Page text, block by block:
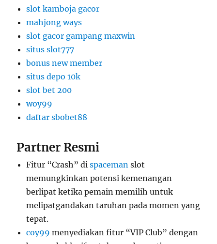
slot kamboja gacor
mahjong ways
slot gacor gampang maxwin
situs slot777
bonus new member
situs depo 10k
slot bet 200
woy99
daftar sbobet88
Partner Resmi
Fitur “Crash” dispaceman slot
memungkinkan potensi kemenangan
berlipat ketika pemain memilih untuk
melipatgandakan taruhan pada momen yang
tepat.
coy99 menyediakan fitur “VIP Club” dengan